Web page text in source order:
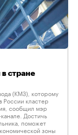
стране
(КМЗ), которому
России кластер
сообщил мэр
Достичь
поможет
зоны